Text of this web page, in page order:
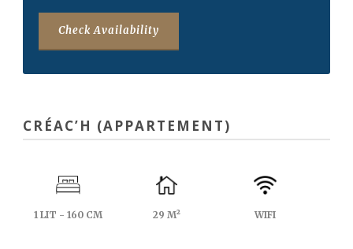
Check Availability
CRÉAC’H (APPARTEMENT)
1 LIT - 160 CM 29 M² WIFI